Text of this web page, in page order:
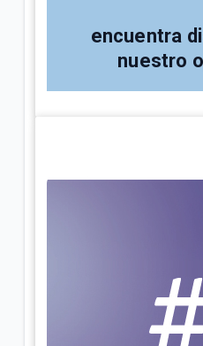
Oferta Full Equipo
o Televentas | Móvil
encuentra
nuestro